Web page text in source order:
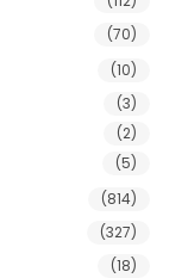
(70)
(10)
(3)
(2)
(5)
(814)
(327)
(18)